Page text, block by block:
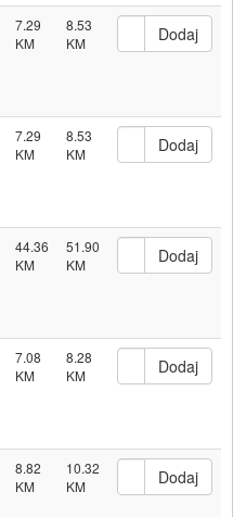
7.29 8.53
7.29 8.53
44.36 51.90
7.08 8.28
8.82 10.32